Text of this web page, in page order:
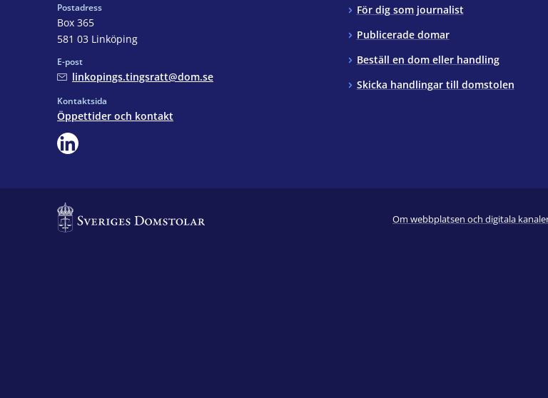
Postadress
Box 365
581 03 Linköping
E-post
linkopings.tingsratt@dom.se
Kontaktsida
Öppettider och kontakt
För dig som journalist
Publicerade domar
Beställ en dom eller handling
Skicka handlingar till domstolen
Om webbplatsen och digitala